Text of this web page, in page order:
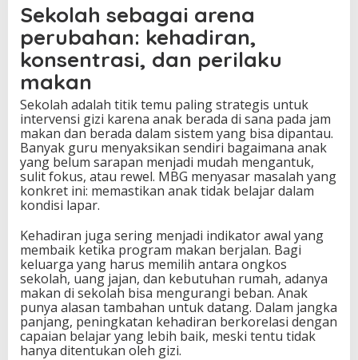
Sekolah sebagai arena
perubahan: kehadiran,
konsentrasi, dan perilaku
makan
Sekolah adalah titik temu paling strategis untuk
intervensi gizi karena anak berada di sana pada jam
makan dan berada dalam sistem yang bisa dipantau.
Banyak guru menyaksikan sendiri bagaimana anak
yang belum sarapan menjadi mudah mengantuk,
sulit fokus, atau rewel. MBG menyasar masalah yang
konkret ini: memastikan anak tidak belajar dalam
kondisi lapar.
Kehadiran juga sering menjadi indikator awal yang
membaik ketika program makan berjalan. Bagi
keluarga yang harus memilih antara ongkos
sekolah, uang jajan, dan kebutuhan rumah, adanya
makan di sekolah bisa mengurangi beban. Anak
punya alasan tambahan untuk datang. Dalam jangka
panjang, peningkatan kehadiran berkorelasi dengan
capaian belajar yang lebih baik, meski tentu tidak
hanya ditentukan oleh gizi.